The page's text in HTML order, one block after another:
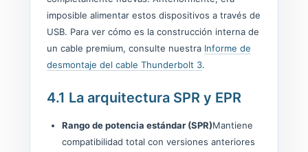
imposible alimentar estos dispositivos a través de
USB. Para ver cómo es la construcción interna de
un cable premium, consulte nuestra Informe de
desmontaje del cable Thunderbolt 3.
4.1 La arquitectura SPR y EPR
Rango de potencia estándar (SPR)Mantiene
compatibilidad total con versiones anteriores